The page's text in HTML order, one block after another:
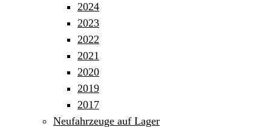
2024
2023
2022
2021
2020
2019
2017
Neufahrzeuge auf Lager